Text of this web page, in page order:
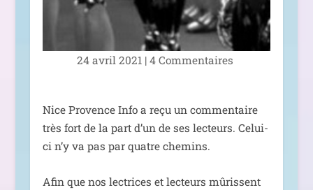
24 avril 2021 | 4 Commentaires
Nice Provence Info a reçu un com­men­taire
très fort de la part d’un de ses lec­teurs. Celui-
ci n’y va pas par quatre chemins.
Afin que nos lec­trices et lec­teurs mûrissent